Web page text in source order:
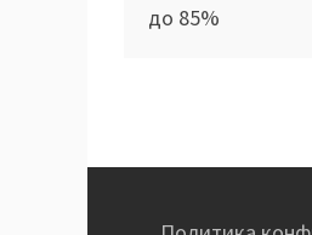
до 85%